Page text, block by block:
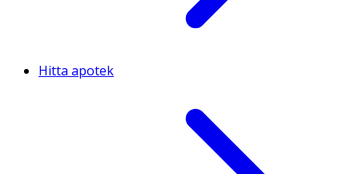
Hitta apotek